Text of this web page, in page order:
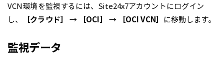
VCN環境を監視するには、Site24x7アカウントにログイン
し、
［クラウド］ → ［OCI］ → ［OCI VCN］ に移動します。
監視データ